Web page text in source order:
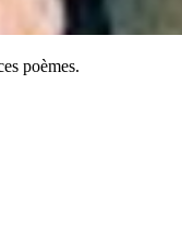
poèmes.